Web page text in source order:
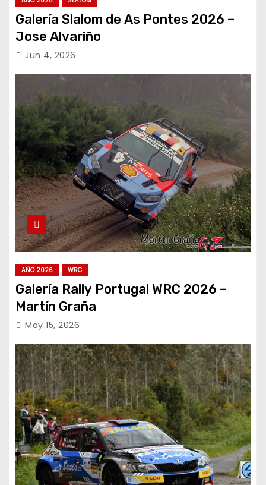
Galería Slalom de As Pontes 2026 –
Jose Alvariño
Jun 4, 2026
AÑO 2026 WRC
Galería Rally Portugal WRC 2026 –
Martín Graña
May 15, 2026